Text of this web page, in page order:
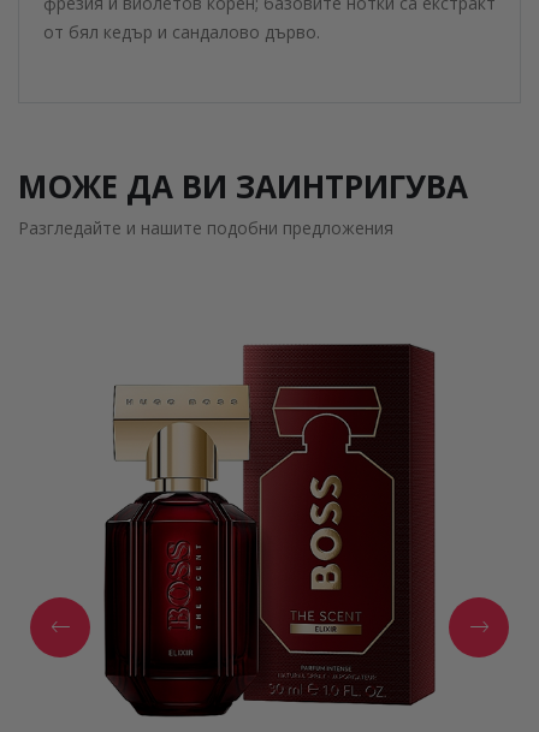
от бял кедър и сандалово дърво.
МОЖЕ ДА ВИ ЗАИНТРИГУВА
Разгледайте и нашите подобни предложения